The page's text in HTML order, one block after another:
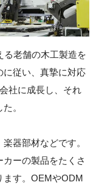
る老舗の木工製造を
に従い、真摯に対応
社に成長し、それ
。
器部材などです。
ーの製品をたくさ
ます。OEMやODM